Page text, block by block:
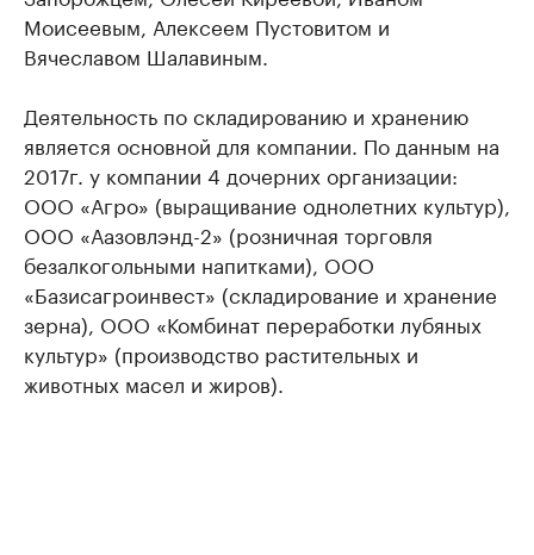
Моисеевым, Алексеем Пустовитом и
Вячеславом Шалавиным.
Деятельность по складированию и хранению
является основной для компании. По данным на
2017г. у компании 4 дочерних организации:
ООО «Агро» (выращивание однолетних культур),
ООО «Аазовлэнд-2» (розничная торговля
безалкогольными напитками), ООО
«Базисагроинвест» (складирование и хранение
зерна), ООО «Комбинат переработки лубяных
культур» (производство растительных и
животных масел и жиров).